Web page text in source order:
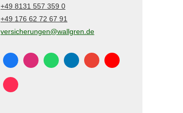
+49 8131 557 359 0
+49 176 62 72 67 91
versicherungen@wallgren.de